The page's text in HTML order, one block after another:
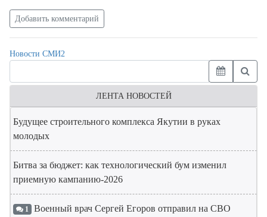
Добавить комментарий
Новости СМИ2
ЛЕНТА НОВОСТЕЙ
Будущее строительного комплекса Якутии в руках
молодых
Битва за бюджет: как технологический бум изменил
приемную кампанию-2026
1 Военный врач Сергей Егоров отправил на СВО